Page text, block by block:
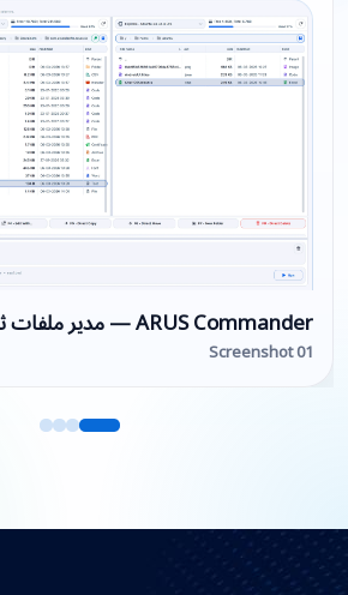
ARUS Commander — مدير ملفات ثنائي اللوحة لـ SFTP وSSH
Screenshot 01